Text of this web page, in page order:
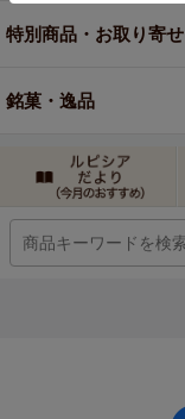
特別商品・お取り寄せ
銘菓・逸品